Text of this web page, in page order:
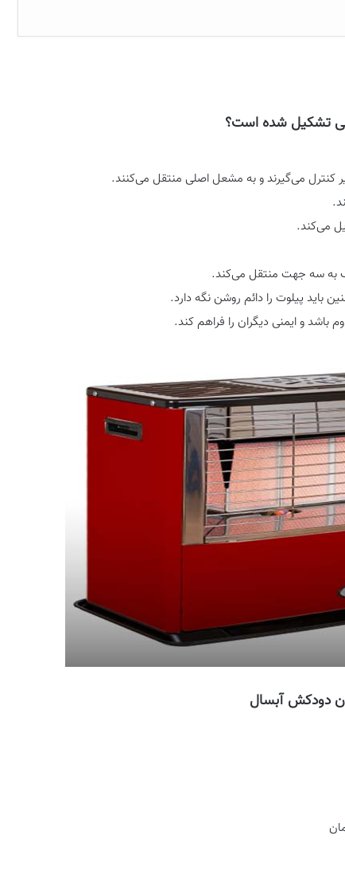
تشکیل شده است؟
کنترل می‌گیرند و به مشعل اصلی منتقل می‌کنند.
می‌کند.
به سه جهت منتقل می‌کند.
باید پیلوت را دائم روشن نگه دارد.
باشد و ایمنی دیگران را فراهم کند.